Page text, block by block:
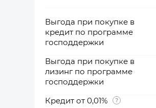
Выгода при покупке в
кредит по программе
господдержки
Выгода при покупке в
лизинг по программе
господдержки
Кредит от 0,01%